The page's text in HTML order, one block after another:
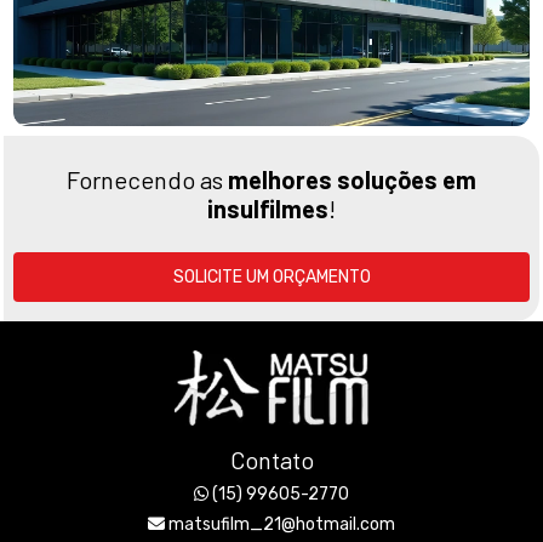
Fornecendo as melhores soluções em
insulfilmes!
SOLICITE UM ORÇAMENTO
Contato
(15) 99605-2770
matsufilm_21@hotmail.com